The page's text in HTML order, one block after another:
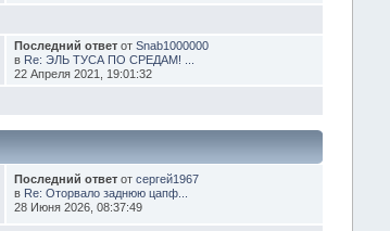
Последний ответ отSnab1000000
в Re: ЭЛЬ ТУСА ПО СРЕДАМ! ...
22 Апреля 2021, 19:01:32
Последний ответ отсергей1967
в Re: Оторвало заднюю цапф...
28 Июня 2026, 08:37:49